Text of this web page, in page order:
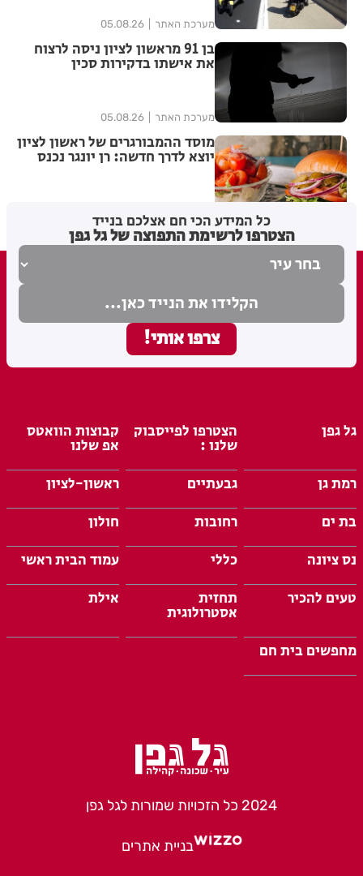
מערכת האתר 05.08.26
בן 91 מראשון לציון ניסה לרצוח
את אישתו בדקירות סכין
מערכת האתר 05.08.26
מוסד ההמבורגרים של ראשון לציון
יוצא לדרך חדשה: רן יונגר נכנס
כל המידע הכי חם אצלכם בנייד
הצטרפו לרשימת התפוצה של גל גפן
גל גפן הצטרפו לפייסבוק
שלנו :
קבוצות הוואטס
אפ שלנו
רמת גן
גבעתיים
ראשון-לציון
בת ים
רחובות
חולון
נס ציונה
כללי
עמוד הבית ראשי
טעים להכיר
תחזית
אסטרולוגית
אילת
מחפשים בית חם
2024 כל הזכויות שמורות לגל גפן
בניית אתרים